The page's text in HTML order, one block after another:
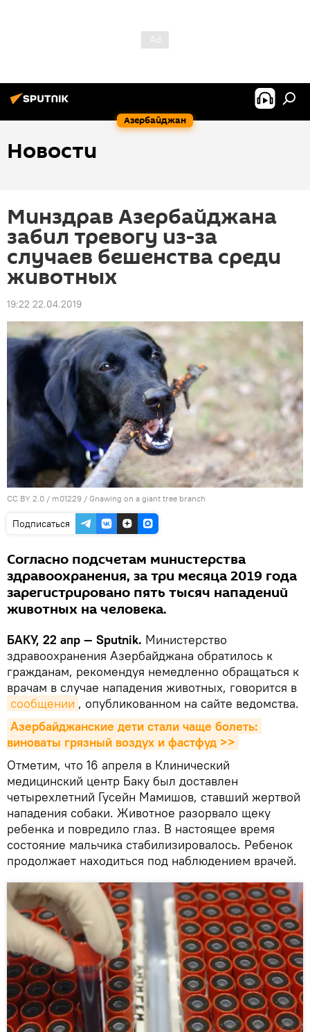
Азербайджан
Новости
Минздрав Азербайджана
забил тревогу из-за
случаев бешенства среди
животных
19:22 22.04.2019
CC BY 2.0 / m01229 / Gnawing on a giant tree branch
Подписаться
Согласно подсчетам министерства
здравоохранения, за три месяца 2019 года
зарегистрировано пять тысяч нападений
животных на человека.
БАКУ, 22 апр — Sputnik. Министерство
здравоохранения Азербайджана обратилось к
гражданам, рекомендуя немедленно обращаться к
врачам в случае нападения животных, говорится в
сообщении , опубликованном на сайте ведомства.
Азербайджанские дети стали чаще болеть:
виноваты грязный воздух и фастфуд >>
Отметим, что 16 апреля в Клинический
медицинский центр Баку был доставлен
четырехлетний Гусейн Мамишов, ставший жертвой
нападения собаки. Животное разорвало щеку
ребенка и повредило глаз. В настоящее время
состояние мальчика стабилизировалось. Ребенок
продолжает находиться под наблюдением врачей.